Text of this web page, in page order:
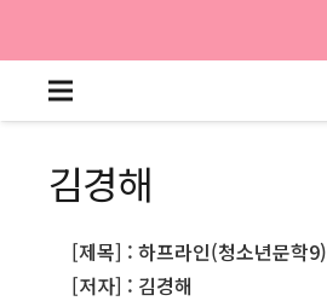
김경해
[제목] : 하프라인(청소년문학9)
[저자] : 김경해